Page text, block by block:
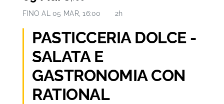
FINO AL05 MAR, 16:00 2h
PASTICCERIA DOLCE -
SALATA E
GASTRONOMIA CON
RATIONAL